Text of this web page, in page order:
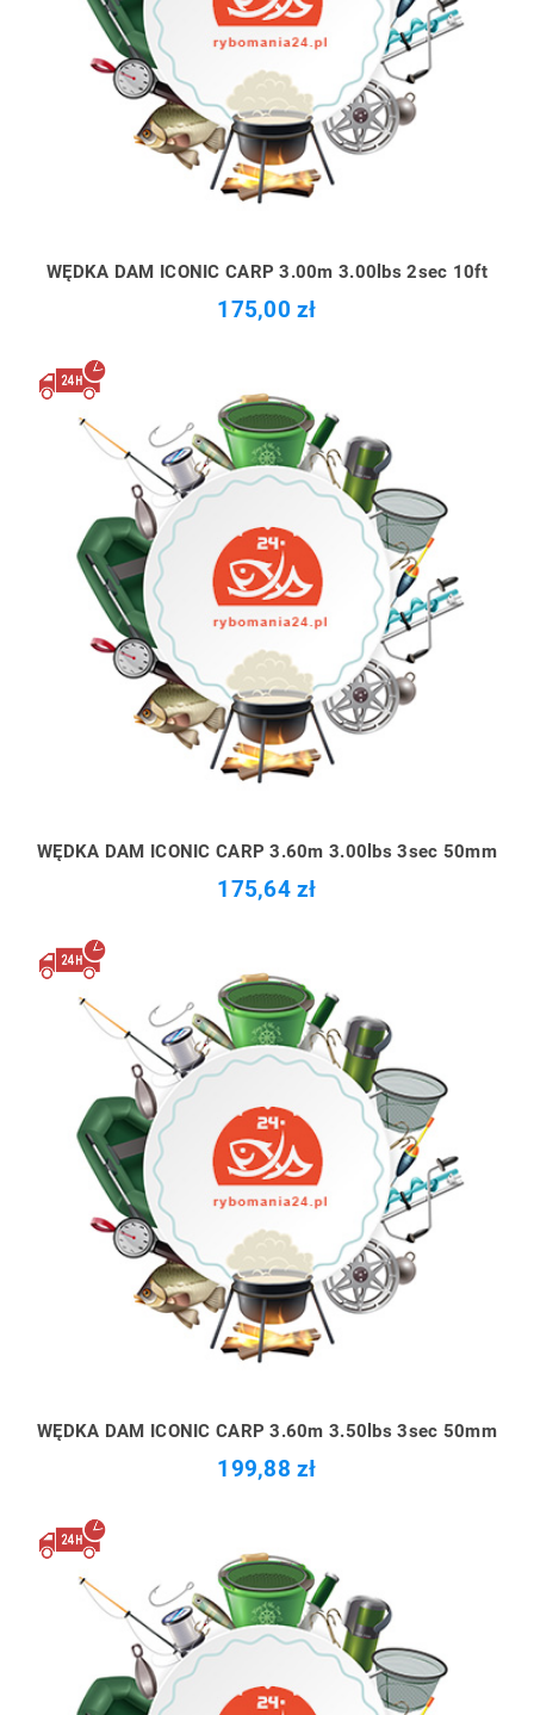
WĘDKA DAM ICONIC CARP 3.00m 3.00lbs 2sec 10ft
175,00 zł
WĘDKA DAM ICONIC CARP 3.60m 3.00lbs 3sec 50mm
175,64 zł
WĘDKA DAM ICONIC CARP 3.60m 3.50lbs 3sec 50mm
199,88 zł